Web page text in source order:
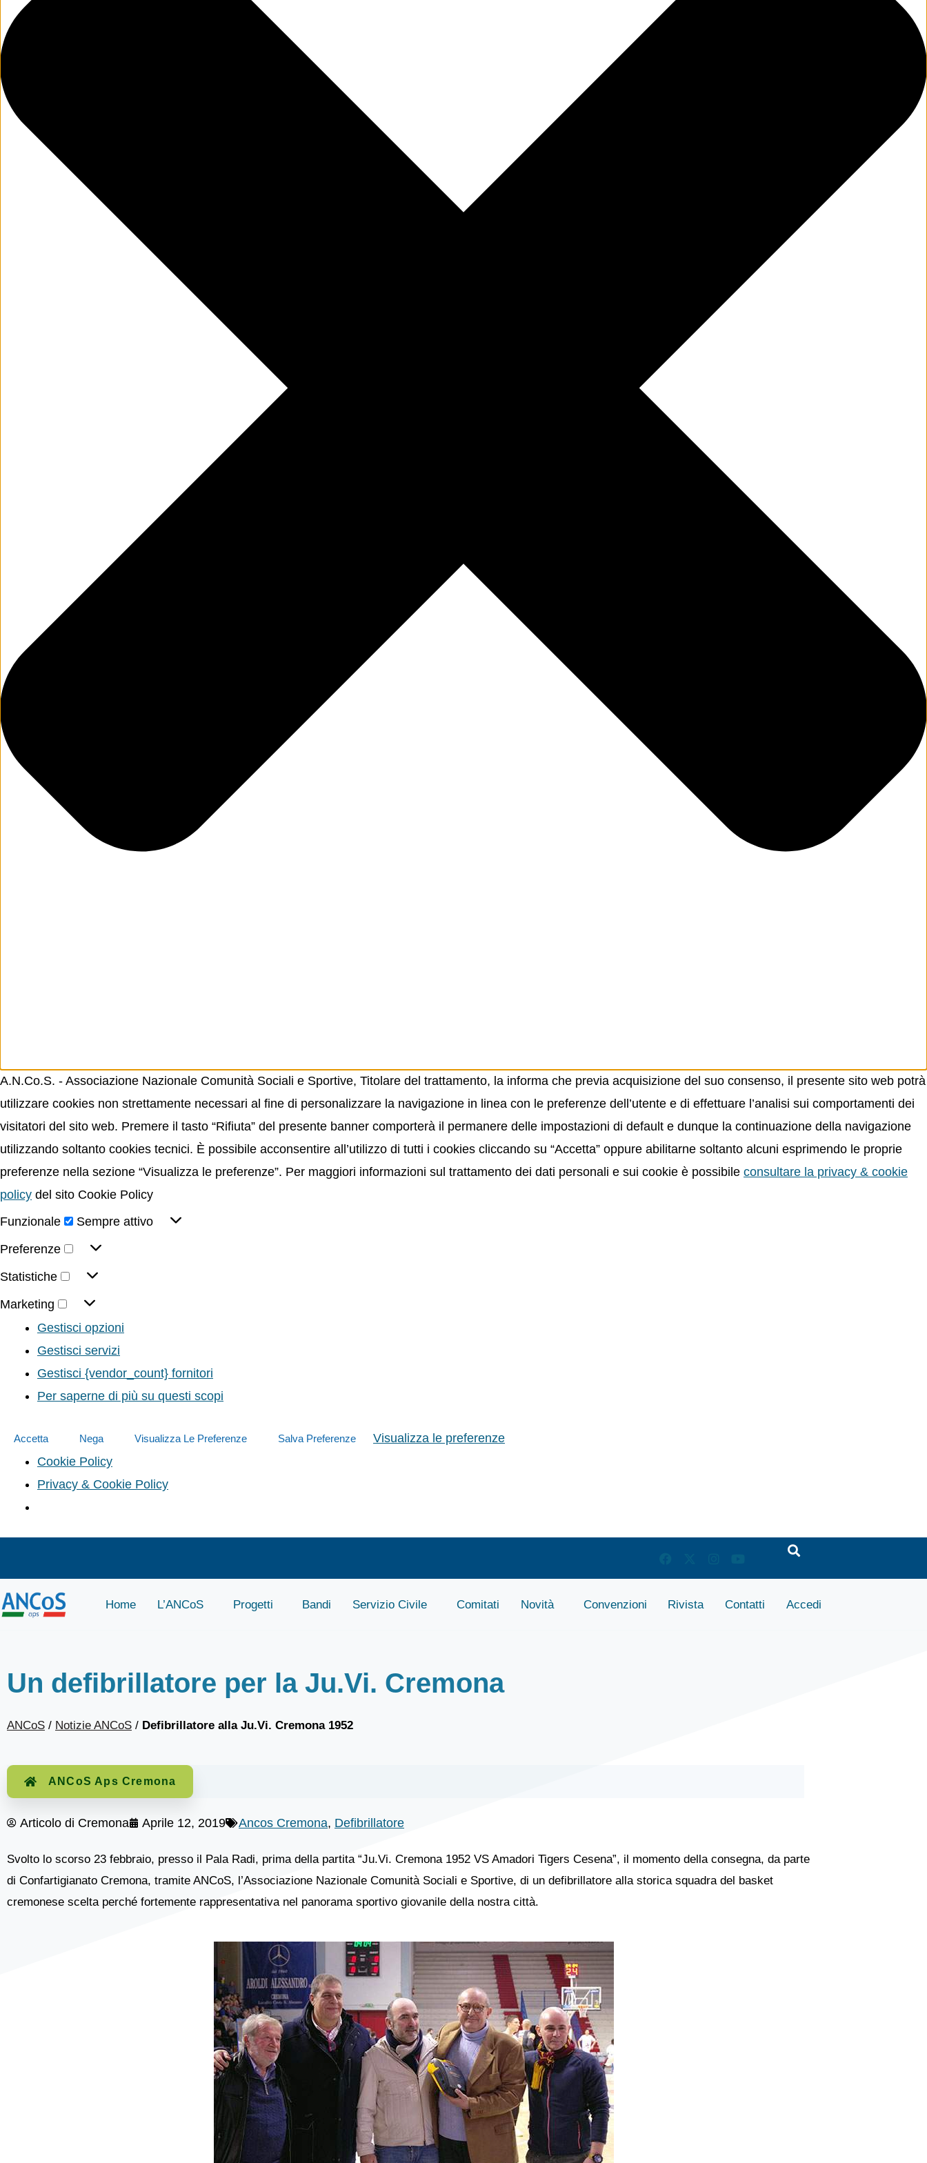
A.N.Co.S. - Associazione Nazionale Comunità Sociali e Sportive, Titolare del trattamento, la informa che previa acquisizione del suo consenso, il presente sito web potrà
utilizzare cookies non strettamente necessari al fine di personalizzare la navigazione in linea con le preferenze dell’utente e di effettuare l’analisi sui comportamenti dei
visitatori del sito web. Premere il tasto “Rifiuta” del presente banner comporterà il permanere delle impostazioni di default e dunque la continuazione della navigazione
utilizzando soltanto cookies tecnici. È possibile acconsentire all’utilizzo di tutti i cookies cliccando su “Accetta” oppure abilitarne soltanto alcuni esprimendo le proprie
preferenze nella sezione “Visualizza le preferenze”. Per maggiori informazioni sul trattamento dei dati personali e sui cookie è possibile consultare la privacy & cookie
policy del sito Cookie Policy
Funzionale
Sempre attivo
Preferenze
Statistiche
Marketing
Gestisci opzioni
Gestisci servizi
Gestisci {vendor_count} fornitori
Per saperne di più su questi scopi
Accetta Nega Visualizza Le Preferenze Salva Preferenze
Visualizza le preferenze
Cookie Policy
Privacy & Cookie Policy
Home L’ANCoS Progetti Bandi Servizio Civile Comitati Novità Convenzioni Rivista Contatti Accedi
Un defibrillatore per la Ju.Vi. Cremona
ANCoS / Notizie ANCoS / Defibrillatore alla Ju.Vi. Cremona 1952
ANCoS Aps Cremona
Articolo di Cremona Aprile 12, 2019 Ancos Cremona, Defibrillatore
Svolto lo scorso 23 febbraio, presso il Pala Radi, prima della partita “Ju.Vi. Cremona 1952 VS Amadori Tigers Cesena”, il momento della consegna, da parte
di Confartigianato Cremona, tramite ANCoS, l’Associazione Nazionale Comunità Sociali e Sportive, di un defibrillatore alla storica squadra del basket
cremonese scelta perché fortemente rappresentativa nel panorama sportivo giovanile della nostra città.